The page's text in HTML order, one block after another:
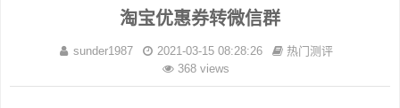
淘宝优惠券转微信群
sunder1987 2021-03-15 08:28:26
热门测评
368 views